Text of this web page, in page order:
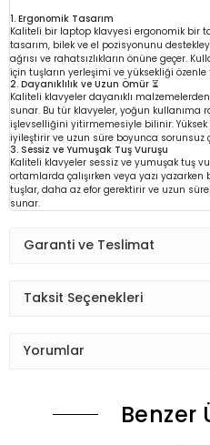
1. Ergonomik Tasarım
Kaliteli bir laptop klavyesi ergonomik bir
tasarım, bilek ve el pozisyonunu
ağrısı ve rahatsızlıkların önüne geçer.
için tuşların yerleşimi ve yüksekliği özenle
2. Dayanıklılık ve Uzun Ömür ⏳
Kaliteli klavyeler dayanıklı
sunar. Bu tür klavyeler, yoğun kullanıma
işlevselliğini yitirmemesiyle bilinir.
iyileştirir ve uzun süre boyunca sorunsuz
3. Sessiz ve Yumuşak Tuş Vuruşu
Kaliteli klavyeler sessiz ve yumuşak tuş
ortamlarda çalışırken veya yazı
tuşlar, daha az efor gerektirir ve uzun
sunar.
Garanti ve Teslimat
Taksit Seçenekleri
Yorumlar
Benzer